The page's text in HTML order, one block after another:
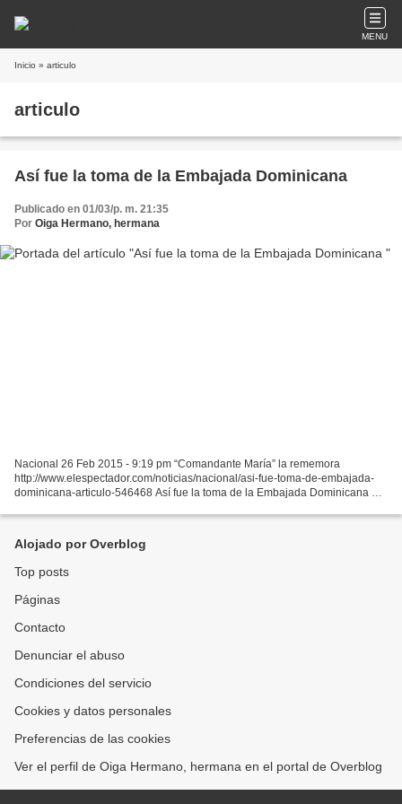
MENU
Inicio » articulo
articulo
Así fue la toma de la Embajada Dominicana
Publicado en 01/03/p. m. 21:35
Por Oiga Hermano, hermana
Nacional 26 Feb 2015 - 9:19 pm “Comandante María” la rememora
http://www.elespectador.com/noticias/nacional/asi-fue-toma-de-embajada-
dominicana-articulo-546468 Así fue la toma de la Embajada Dominicana El
Alojado por Overblog
Top posts
Páginas
Contacto
Denunciar el abuso
Condiciones del servicio
Cookies y datos personales
Preferencias de las cookies
Ver el perfil de Oiga Hermano, hermana en el portal de Overblog